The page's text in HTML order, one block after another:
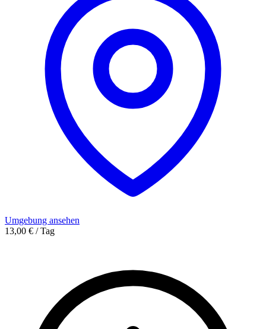
Umgebung ansehen
13,00 € / Tag